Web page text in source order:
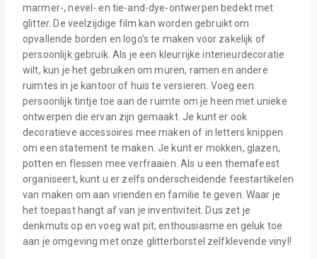
marmer-, nevel- en tie-and-dye-ontwerpen bedekt met
glitter. De veelzijdige film kan worden gebruikt om
opvallende borden en logo’s te maken voor zakelijk of
persoonlijk gebruik. Als je een kleurrijke interieurdecoratie
wilt, kun je het gebruiken om muren, ramen en andere
ruimtes in je kantoor of huis te versieren. Voeg een
persoonlijk tintje toe aan de ruimte om je heen met unieke
ontwerpen die ervan zijn gemaakt. Je kunt er ook
decoratieve accessoires mee maken of in letters knippen
om een statement te maken. Je kunt er mokken, glazen,
potten en flessen mee verfraaien. Als u een themafeest
organiseert, kunt u er zelfs onderscheidende feestartikelen
van maken om aan vrienden en familie te geven. Waar je
het toepast hangt af van je inventiviteit. Dus zet je
denkmuts op en voeg wat pit, enthousiasme en geluk toe
aan je omgeving met onze glitterborstel zelfklevende vinyl!